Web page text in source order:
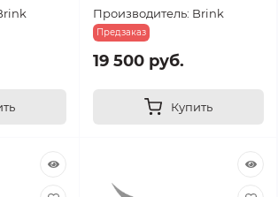
Производитель: Brink
Предзаказ
19 500 руб.
Купить